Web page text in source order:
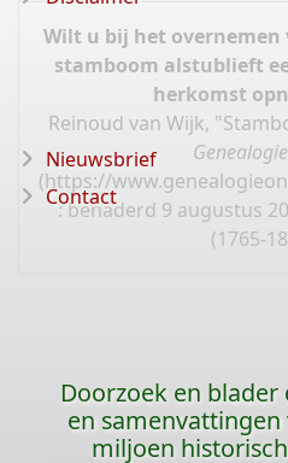
Wilt u bij het overnemen
stamboom alstublieft
herkomst
Reinoud van Wijk,
(https://
: benaderd 9 augustus
(1765-
Nieuwsbrief
Contact
Doorzoek en
en samenvattingen
miljoen